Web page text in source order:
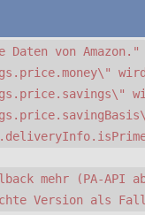
von Amazon."
wird
mehr (PA-API
Version als